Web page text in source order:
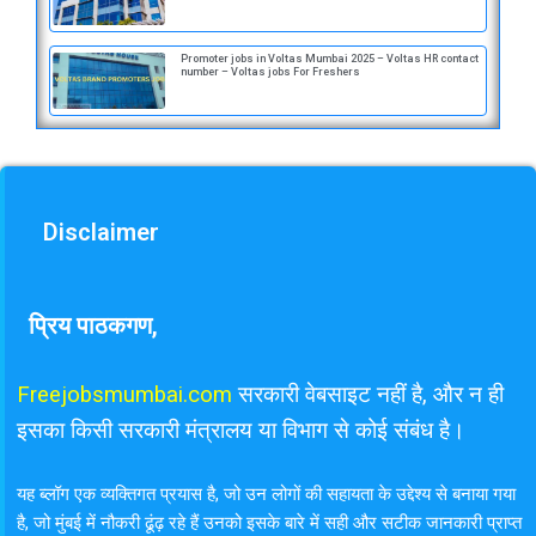
Promoter jobs in Voltas Mumbai 2025 – Voltas HR contact
number – Voltas jobs For Freshers
Disclaimer
प्रिय पाठकगण,
Freejobsmumbai.com सरकारी वेबसाइट नहीं है, और न ही
इसका किसी सरकारी मंत्रालय या विभाग से कोई संबंध है।
यह ब्लॉग एक व्यक्तिगत प्रयास है, जो उन लोगों की सहायता के उद्देश्य से बनाया गया
है, जो मुंबई में नौकरी ढूंढ़ रहे हैं उनको इसके बारे में सही और सटीक जानकारी प्राप्त